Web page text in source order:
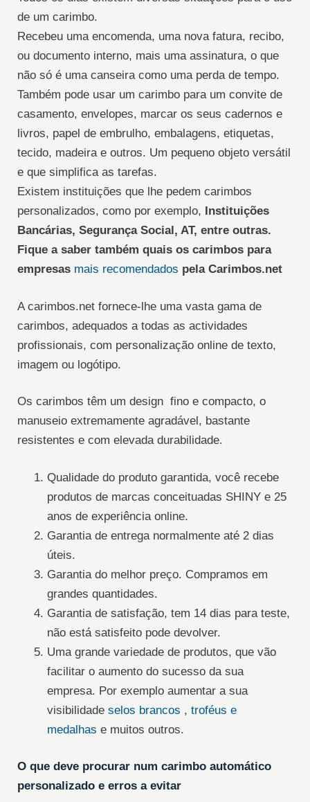
de um carimbo.
Recebeu uma encomenda, uma nova fatura, recibo,
ou documento interno, mais uma assinatura, o que
não só é uma canseira como uma perda de tempo.
Também pode usar um carimbo para um convite de
casamento, envelopes, marcar os seus cadernos e
livros, papel de embrulho, embalagens, etiquetas,
tecido, madeira e outros. Um pequeno objeto versátil
e que simplifica as tarefas.
Existem instituições que lhe pedem carimbos
personalizados, como por exemplo, Instituições
Bancárias, Segurança Social, AT, entre outras.
Fique a saber também quais os carimbos para
empresas mais recomendados pela Carimbos.net
A carimbos.net fornece-lhe uma vasta gama de
carimbos, adequados a todas as actividades
profissionais, com personalização online de texto,
imagem ou logótipo.
Os carimbos têm um design fino e compacto, o
manuseio extremamente agradável, bastante
resistentes e com elevada durabilidade.
Qualidade do produto garantida, você recebe
produtos de marcas conceituadas SHINY e 25
anos de experiência online.
Garantia de entrega normalmente até 2 dias
úteis.
Garantia do melhor preço. Compramos em
grandes quantidades.
Garantia de satisfação, tem 14 dias para teste,
não está satisfeito pode devolver.
Uma grande variedade de produtos, que vão
facilitar o aumento do sucesso da sua
empresa. Por exemplo aumentar a sua
visibilidade selos brancos , troféus e
medalhas e muitos outros.
O que deve procurar num carimbo automático
personalizado e erros a evitar